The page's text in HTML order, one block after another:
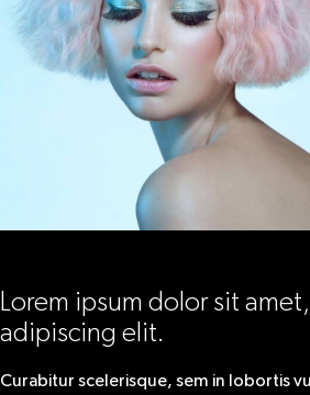
Lorem ipsum dolor sit
adipiscing elit.
Curabitur scelerisque, sem in lobortis